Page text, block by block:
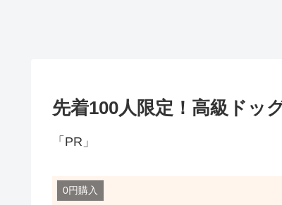
先着100人限定！高級ドッ
「PR」
0円購入